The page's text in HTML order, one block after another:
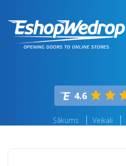
4.6
Sākums Veikali